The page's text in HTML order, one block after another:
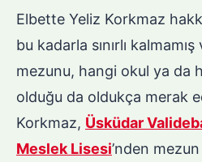
Elbette Yeliz Korkmaz
bu kadarla sınırlı
mezunu, hangi okul ya da
olduğu da oldukça merak
Korkmaz, Üsküdar
Meslek Lisesi’nden